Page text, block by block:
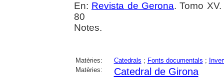
En: Revista de Gerona. Tomo
80
Notes.
Matèries: Catedrals ; Fonts documentals ;
Matèries:
Catedral de Girona